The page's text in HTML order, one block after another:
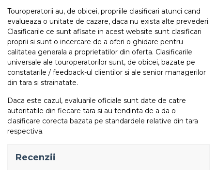
Touroperatorii au, de obicei, propriile clasificari atunci cand
evalueaza o unitate de cazare, daca nu exista alte prevederi.
Clasificarile ce sunt afisate in acest website sunt clasificari
proprii si sunt o incercare de a oferi o ghidare pentru
calitatea generala a proprietatilor din oferta. Clasificarile
universale ale touroperatorilor sunt, de obicei, bazate pe
constatarile / feedback-ul clientilor si ale senior managerilor
din tara si strainatate.
Daca este cazul, evaluarile oficiale sunt date de catre
autoritatile din fiecare tara si au tendinta de a da o
clasificare corecta bazata pe standardele relative din tara
respectiva.
Recenzii